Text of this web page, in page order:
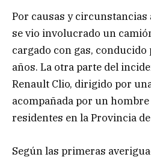
Por causas y
se vio involucrado un
cargado con gas,
años. La otra parte del
Renault Clio, dirigido por
acompañada por un hombre
residentes en la Provincia
Según las primeras